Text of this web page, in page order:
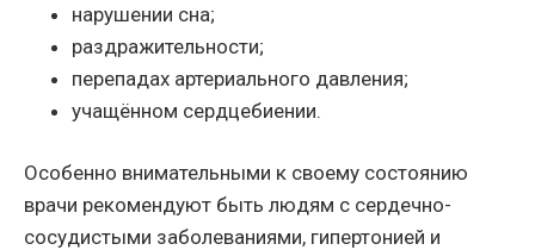
нарушении сна;
раздражительности;
перепадах артериального давления;
учащённом сердцебиении.
Особенно внимательными к своему состоянию
врачи рекомендуют быть людям с сердечно-
сосудистыми заболеваниями, гипертонией и